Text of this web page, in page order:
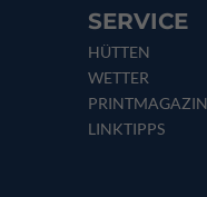
SERVICE
HÜTTEN
WETTER
LINKTIPPS